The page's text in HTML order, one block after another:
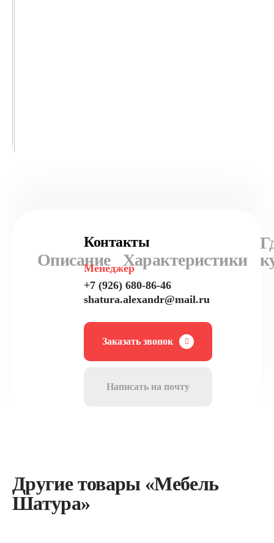
Описание Характеристики
Контакты
Менеджер
+7 (926) 680-86-46
shatura.alexandr@mail.ru
Заказать звонок
Написать на почту
Другие товары «Мебель
Шатура»